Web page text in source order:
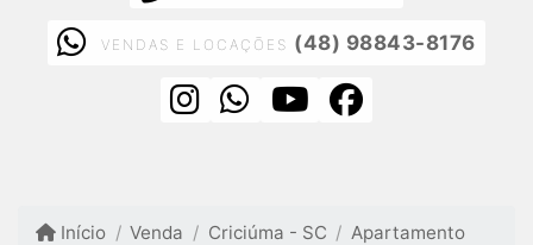
VENDAS E LOCAÇÕES (48) 98843-8176
Início Venda Criciúma - SC
Apartamento